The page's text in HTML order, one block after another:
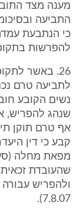
מענה מצד
התביעה
כי הנתבעת
להפרשות
26. באשר
נשים הקובע
שנהג להפריש,
קבע כי דין
שהעובדת
7.8.07).